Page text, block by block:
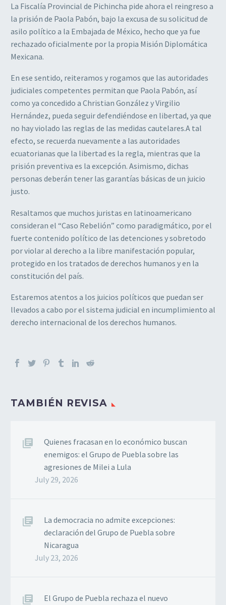
La Fiscalía Provincial de Pichincha pide ahora el reingreso a
la prisión de Paola Pabón, bajo la excusa de su solicitud de
asilo político a la Embajada de México, hecho que ya fue
rechazado oficialmente por la propia Misión Diplomática
Mexicana.
En ese sentido, reiteramos y rogamos que las autoridades
judiciales competentes permitan que Paola Pabón, así
como ya concedido a Christian González y Virgilio
Hernández, pueda seguir defendiéndose en libertad, ya que
no hay violado las reglas de las medidas cautelares.A tal
efecto, se recuerda nuevamente a las autoridades
ecuatorianas que la libertad es la regla, mientras que la
prisión preventiva es la excepción. Asimismo, dichas
personas deberán tener las garantías básicas de un juicio
justo.
Resaltamos que muchos juristas en latinoamericano
consideran el “Caso Rebelión” como paradigmático, por el
fuerte contenido político de las detenciones y sobretodo
por violar al derecho a la libre manifestación popular,
protegido en los tratados de derechos humanos y en la
constitución del país.
Estaremos atentos a los juicios políticos que puedan ser
llevados a cabo por el sistema judicial en incumplimiento al
derecho internacional de los derechos humanos.
TAMBIÉN REVISA
Quienes fracasan en lo económico buscan
enemigos: el Grupo de Puebla sobre las
agresiones de Milei a Lula
July 29, 2026
La democracia no admite excepciones:
declaración del Grupo de Puebla sobre
Nicaragua
July 23, 2026
El Grupo de Puebla rechaza el nuevo